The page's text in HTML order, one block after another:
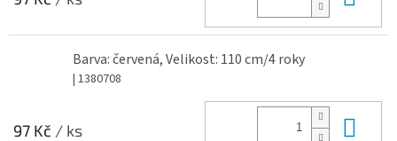
Barva: červená, Velikost: 110 cm/4 roky
| 1380708
97 Kč / ks